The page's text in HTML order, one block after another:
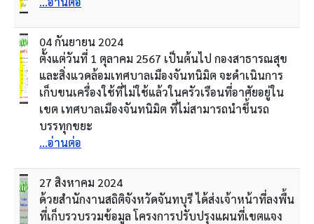
04 กันยายน 2024
ตั้งแต่วันที่ 1 ตุลาคม 2567 เป็นต้นไป กองสาธารณสุข
และสิ่งแวดล้อมเทศบาลเมืองจันทนิมิต จะดำเนินการ
เก็บขนเครื่องใช้ที่ไม่ใช้แล้วในครัวเรือนที่อาศัยอยู่ใน
เขต เทศบาลเมืองจันทนิมิต ที่ไม่สามารถนำขึ้นรถ
บรรทุกขยะ
...อ่านต่อ
27 สิงหาคม 2024
ด้วยสำนักงานสถิติจังหวัดจันทบุรี ได้ส่งเจ้าหน้าที่ลงพื้น
ที่เก็บรวบรวมข้อมูล โครงการปรับปรุงแผนที่เขตแจง